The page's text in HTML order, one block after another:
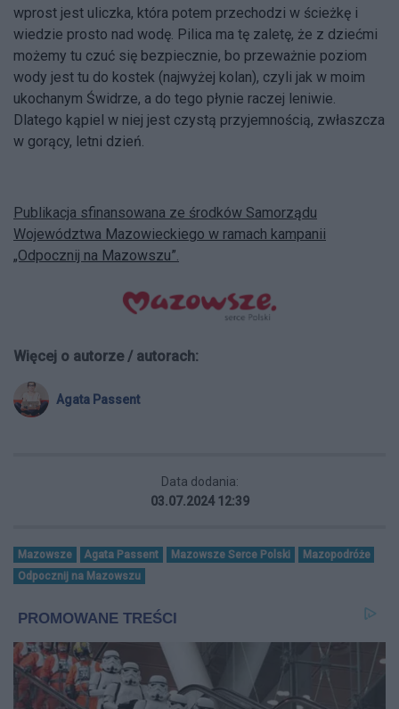
wprost jest uliczka, która potem przechodzi w ścieżkę i
wiedzie prosto nad wodę. Pilica ma tę zaletę, że z dziećmi
możemy tu czuć się bezpiecznie, bo przeważnie poziom
wody jest tu do kostek (najwyżej kolan), czyli jak w moim
ukochanym Świdrze, a do tego płynie raczej leniwie.
Dlatego kąpiel w niej jest czystą przyjemnością, zwłaszcza
w gorący, letni dzień.
Publikacja sfinansowana ze środków Samorządu
Województwa Mazowieckiego w ramach kampanii
„Odpocznij na Mazowszu”.
Więcej o autorze / autorach:
Agata Passent
Data dodania:
03.07.2024 12:39
Mazowsze Agata Passent Mazowsze Serce Polski
Mazopodróże
Odpocznij na Mazowszu